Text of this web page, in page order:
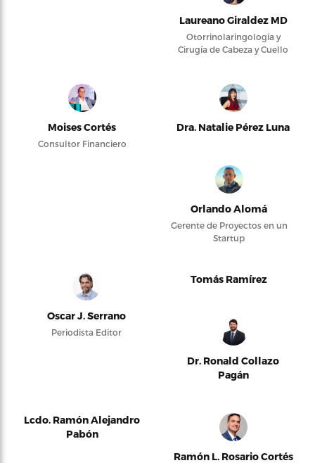
Laureano Giraldez MD
Otorrinolaringología y
Cirugía de Cabeza y Cuello
Moises Cortés
Consultor Financiero
Dra. Natalie Pérez Luna
Orlando Alomá
Gerente de Proyectos en un
Startup
Oscar J. Serrano
Periodista Editor
Tomás Ramírez
Dr. Ronald Collazo
Pagán
Lcdo. Ramón Alejandro
Pabón
Ramón L. Rosario Cortés